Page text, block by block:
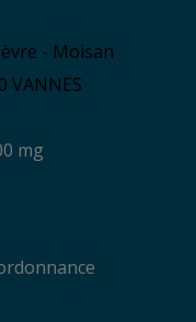
- Moisan
VANNES
mg